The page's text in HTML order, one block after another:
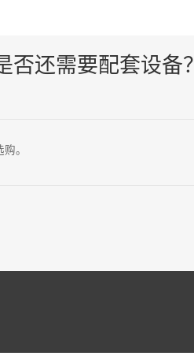
还需要配套设备？
。